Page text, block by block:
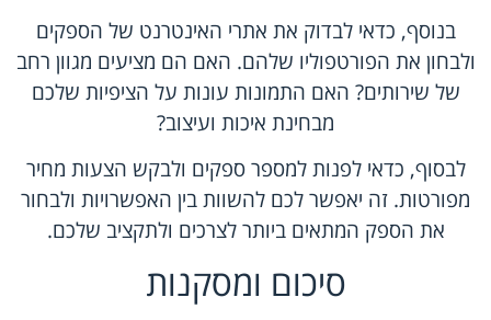
בנוסף, כדאי לבדוק את אתרי האינטרנט של הספקים
ולבחון את הפורטפוליו שלהם. האם הם מציעים מגוון רחב
של שירותים? האם התמונות עונות על הציפיות שלכם
מבחינת איכות ועיצוב?
לבסוף, כדאי לפנות למספר ספקים ולבקש הצעות מחיר
מפורטות. זה יאפשר לכם להשוות בין האפשרויות ולבחור
את הספק המתאים ביותר לצרכים ולתקציב שלכם.
סיכום ומסקנות